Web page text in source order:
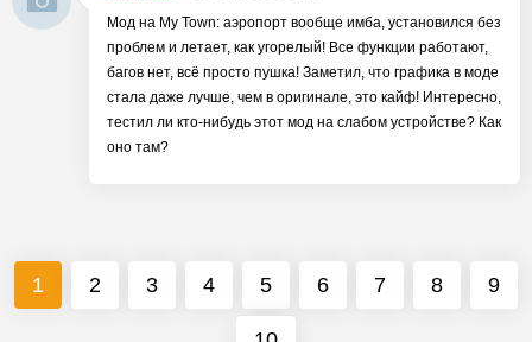
Мод на My Town: аэропорт вообще имба, установился без
проблем и летает, как угорелый! Все функции работают,
багов нет, всё просто пушка! Заметил, что графика в моде
стала даже лучше, чем в оригинале, это кайф! Интересно,
тестил ли кто-нибудь этот мод на слабом устройстве? Как
оно там?
1 2 3 4 5 6 7 8 9